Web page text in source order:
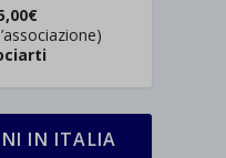
IN ITALIA